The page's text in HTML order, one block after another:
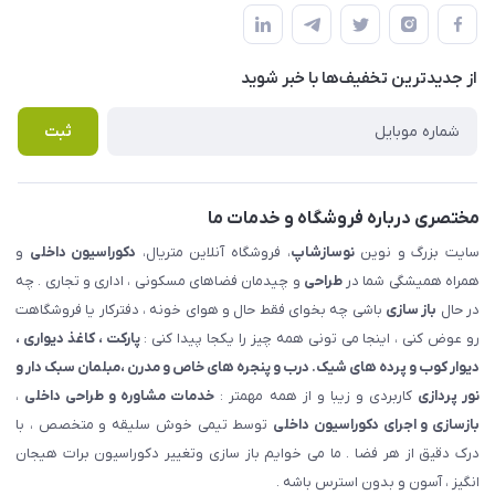
املاک مدنی - نوساز شاپ
لیست محصولات
درباره ما
قوانین و مقررات
حریم خصوصی
راهنما
پرسش های متداول
از جدید‌ترین تخفیف‌ها با‌ خبر شوید
ثبت
مختصری درباره فروشگاه و خدمات ما
سایت بزرگ و نویننوسازشاپ، فروشگاه آنلاین متریال، دکوراسیون داخلی و
همراه همیشگی شما درطراحی و چیدمان فضاهای مسکونی ، اداری و تجاری . چه
در حال باز سازی باشی چه بخوای فقط حال و هوای خونه ، دفترکار یا فروشگاهت
رو عوض کنی ، اینجا می تونی همه چیز را یکجا پیدا کنی :پارکت ، کاغذ دیواری ،
دیوار کوب و پرده های شیک. درب و پنجره های خاص و مدرن ،مبلمان سبک دار و
نور پردازی کاربردی و زیبا و از همه مهمتر : خدمات مشاوره و طراحی داخلی ،
بازسازی و اجرای دکوراسیون داخلی توسط تیمی خوش سلیقه و متخصص ، با
درک دقیق از هر فضا . ما می خوایم باز سازی وتغییر دکوراسیون برات هیجان
انگیز ، آسون و بدون استرس باشه .